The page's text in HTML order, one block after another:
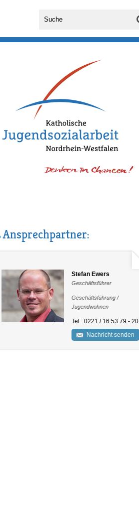
Ansprechpartner:
Stefan Ewers
Geschäftsführer
Geschäftsführung /
Jugendwohnen
Tel.: 0221 / 16 53 79 - 20
Nachricht senden